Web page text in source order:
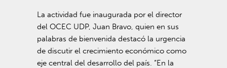
La actividad fue inaugurada por el director
del OCEC UDP, Juan Bravo, quien en sus
palabras de bienvenida destacó la urgencia
de discutir el crecimiento económico como
eje central del desarrollo del país. “En la